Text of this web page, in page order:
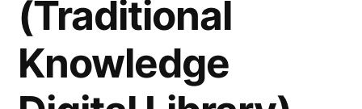
(Traditional
Knowledge